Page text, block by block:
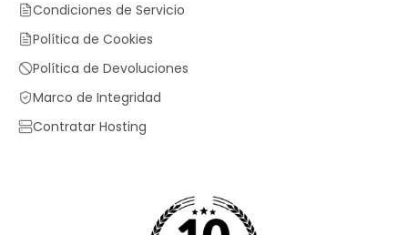
Condiciones de Servicio
Política de Cookies
Política de Devoluciones
Marco de Integridad
Contratar Hosting